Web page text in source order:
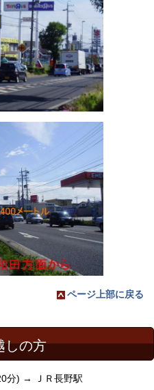
ページ上部に戻る
しの方
分) → ＪＲ長野駅